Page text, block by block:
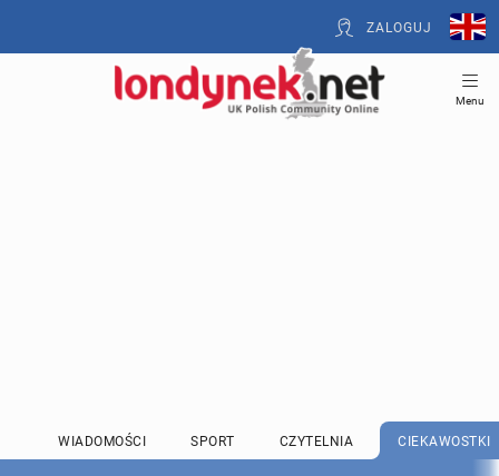
ZALOGUJ
Menu
WIADOMOŚCI SPORT CZYTELNIA CIEKAWOSTKI